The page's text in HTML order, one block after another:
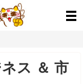
ス ＆ 市